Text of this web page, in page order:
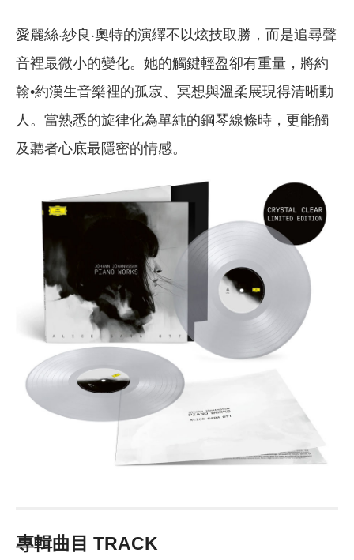
愛麗絲‧紗良‧奧特的演繹不以炫技取勝，而是追尋聲
音裡最微小的變化。她的觸鍵輕盈卻有重量，將約
翰•約漢生音樂裡的孤寂、冥想與溫柔展現得清晰動
人。當熟悉的旋律化為單純的鋼琴線條時，更能觸
及聽者心底最隱密的情感。
專輯曲目 TRACK